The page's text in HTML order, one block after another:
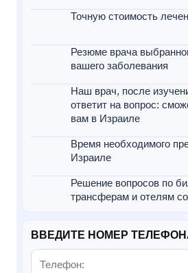
ВВЕДИТЕ НОМЕР
Точную стоимость
Резюме врача
вашего заболевания
Наш врач, после
ответит на вопрос:
вам в Израиле
Время необходимого
Израиле
Решение вопросов по
трансферам и отелям